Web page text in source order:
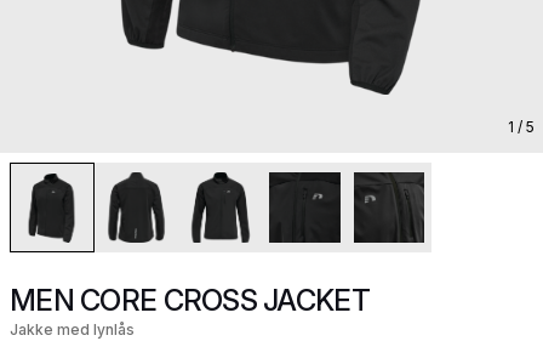
1 / 5
MEN CORE CROSS JACKET
Jakke med lynlås